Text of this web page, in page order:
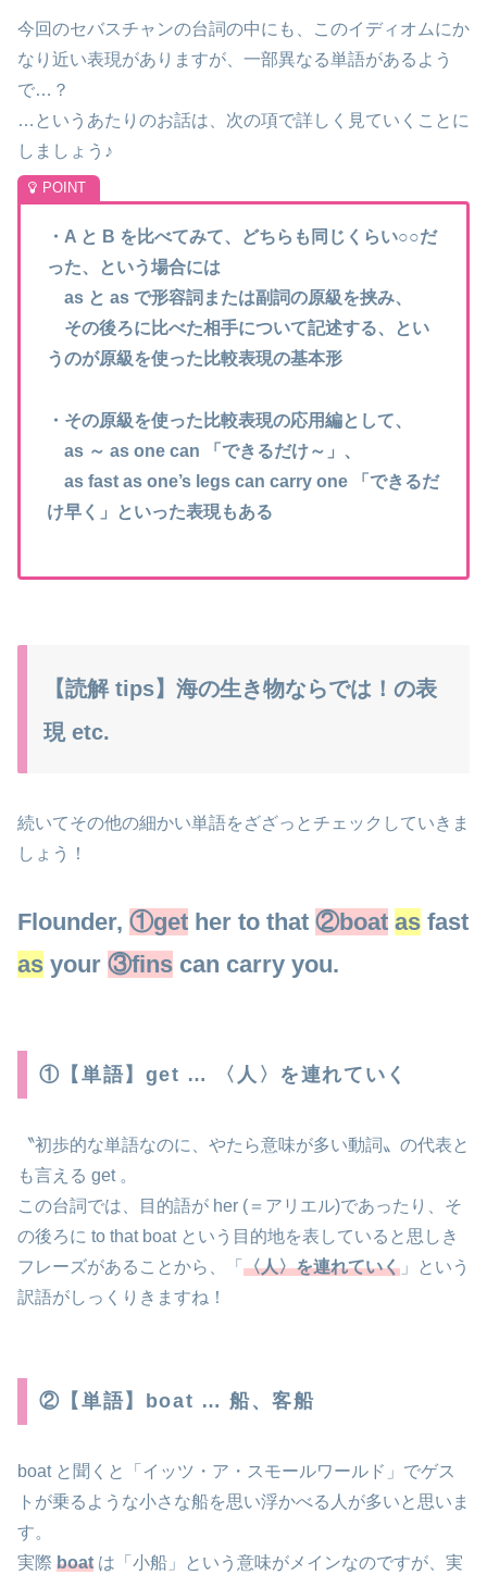
今回のセバスチャンの台詞の中にも、このイディオムにか
なり近い表現がありますが、一部異なる単語があるよう
で…？
…というあたりのお話は、次の項で詳しく見ていくことに
しましょう♪
・ A と B を比べてみて、どちらも同じくらい○○だ
った、という場合には
as と as で形容詞または副詞の原級を挟み、
その後ろに比べた相手について記述する、とい
うのが原級を使った比較表現の基本形
・その原級を使った比較表現の応用編として、
as ～ as one can 「できるだけ～」 、
as fast as one’s legs can carry one 「できるだ
け早く」といった表現もある
【読解 tips】海の生き物ならでは！の表
現 etc.
続いてその他の細かい単語をざざっとチェックしていきま
しょう！
Flounder, ①get her to that ②boat as fast
as your ③fins can carry you.
①【単語】get … 〈人〉を連れていく
〝初歩的な単語なのに、やたら意味が多い動詞〟の代表と
も言える get 。
この台詞では、目的語が her (＝アリエル)であったり、そ
の後ろに to that boat という目的地を表していると思しき
フレーズがあることから、「 〈人〉を連れていく 」という
訳語がしっくりきますね！
②【単語】boat … 船、客船
boat と聞くと「イッツ・ア・スモールワールド」でゲス
トが乗るような小さな船を思い浮かべる人が多いと思いま
す。
実際 boat は「小船」という意味がメインなのですが、実